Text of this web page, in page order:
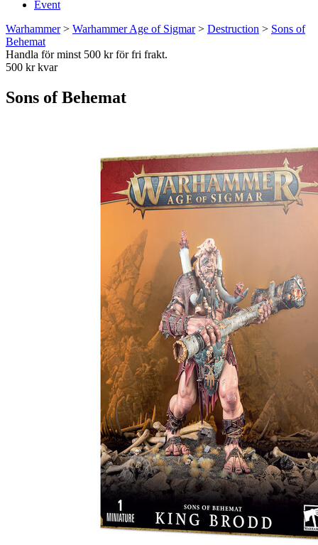
Event
Warhammer> Warhammer Age of Sigmar> Destruction > Sons of
Behemat
Handla för minst 500 kr för fri frakt.
500 kr kvar
Sons of Behemat